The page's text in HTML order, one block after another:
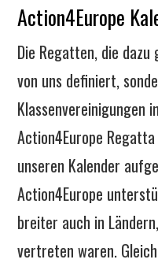
Action4Europe
Die Regatten, die
von uns definiert,
Klassenvereinigungen
Action4Europe Regatta
unseren Kalender
Action4Europe
breiter auch in
vertreten waren.